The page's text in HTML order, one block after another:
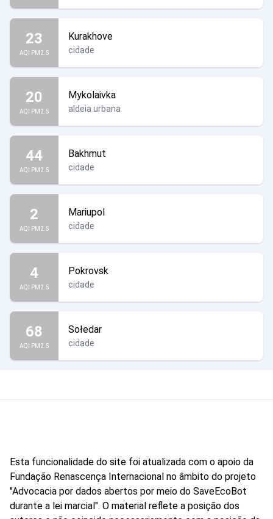
23
AQI PM2.5
Kurakhove
cidade
20
AQI PM2.5
Mykolaivka
aldeia urbana
44
AQI PM2.5
Bakhmut
cidade
2
AQI PM2.5
Mariupol
cidade
4
AQI PM2.5
Pokrovsk
cidade
68
AQI PM2.5
Sołedar
cidade
Esta funcionalidade do site foi atualizada com o apoio da
Fundação Renascença Internacional no âmbito do projeto
"Advocacia por dados abertos por meio do SaveEcoBot
durante a lei marcial". O material reflete a posição dos